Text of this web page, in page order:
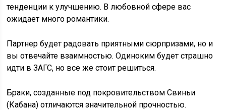
тенденции к улучшению. В любовной сфере вас
ожидает много романтики.
Партнер будет радовать приятными сюрпризами, но и
вы отвечайте взаимностью. Одиноким будет страшно
идти в ЗАГС, но все же стоит решиться.
Браки, созданные под покровительством Свиньи
(Кабана) отличаются значительной прочностью.